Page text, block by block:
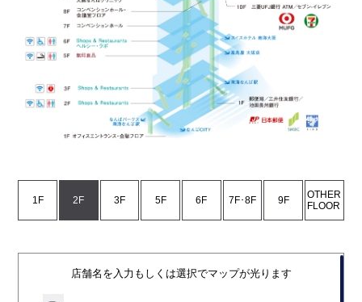
1F 2F 3F 5F 6F 7F･8F 9F
OTHER
FLOOR
店舗名を入力もしくは選択でマップが光ります